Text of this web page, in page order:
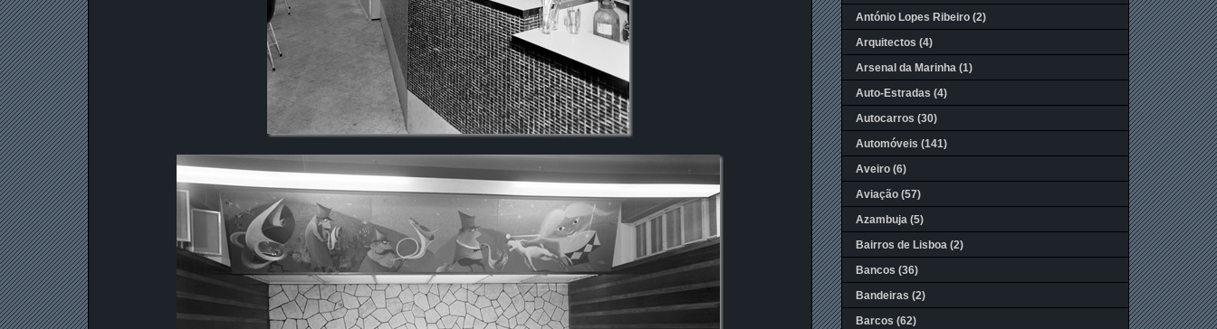
António Lopes Ribeiro (2)
Arquitectos (4)
Arsenal da Marinha (1)
Auto-Estradas (4)
Autocarros (30)
Automóveis (141)
Aveiro (6)
Aviação (57)
Azambuja (5)
Bairros de Lisboa (2)
Bancos (36)
Bandeiras (2)
Barcos (62)